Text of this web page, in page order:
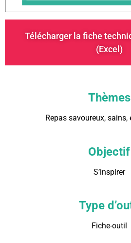
Télécharger la fiche
(Excel)
Thèmes
Repas savoureux, sains,
Objectif
S’inspirer
Type
Fiche-outil